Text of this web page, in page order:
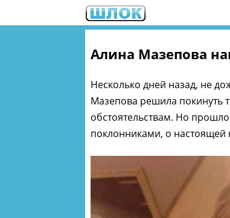
Алина Мазепова
Несколько дней назад, не
Мазепова решила покинуть
обстоятельствам. Но
поклонниками, о настоящей